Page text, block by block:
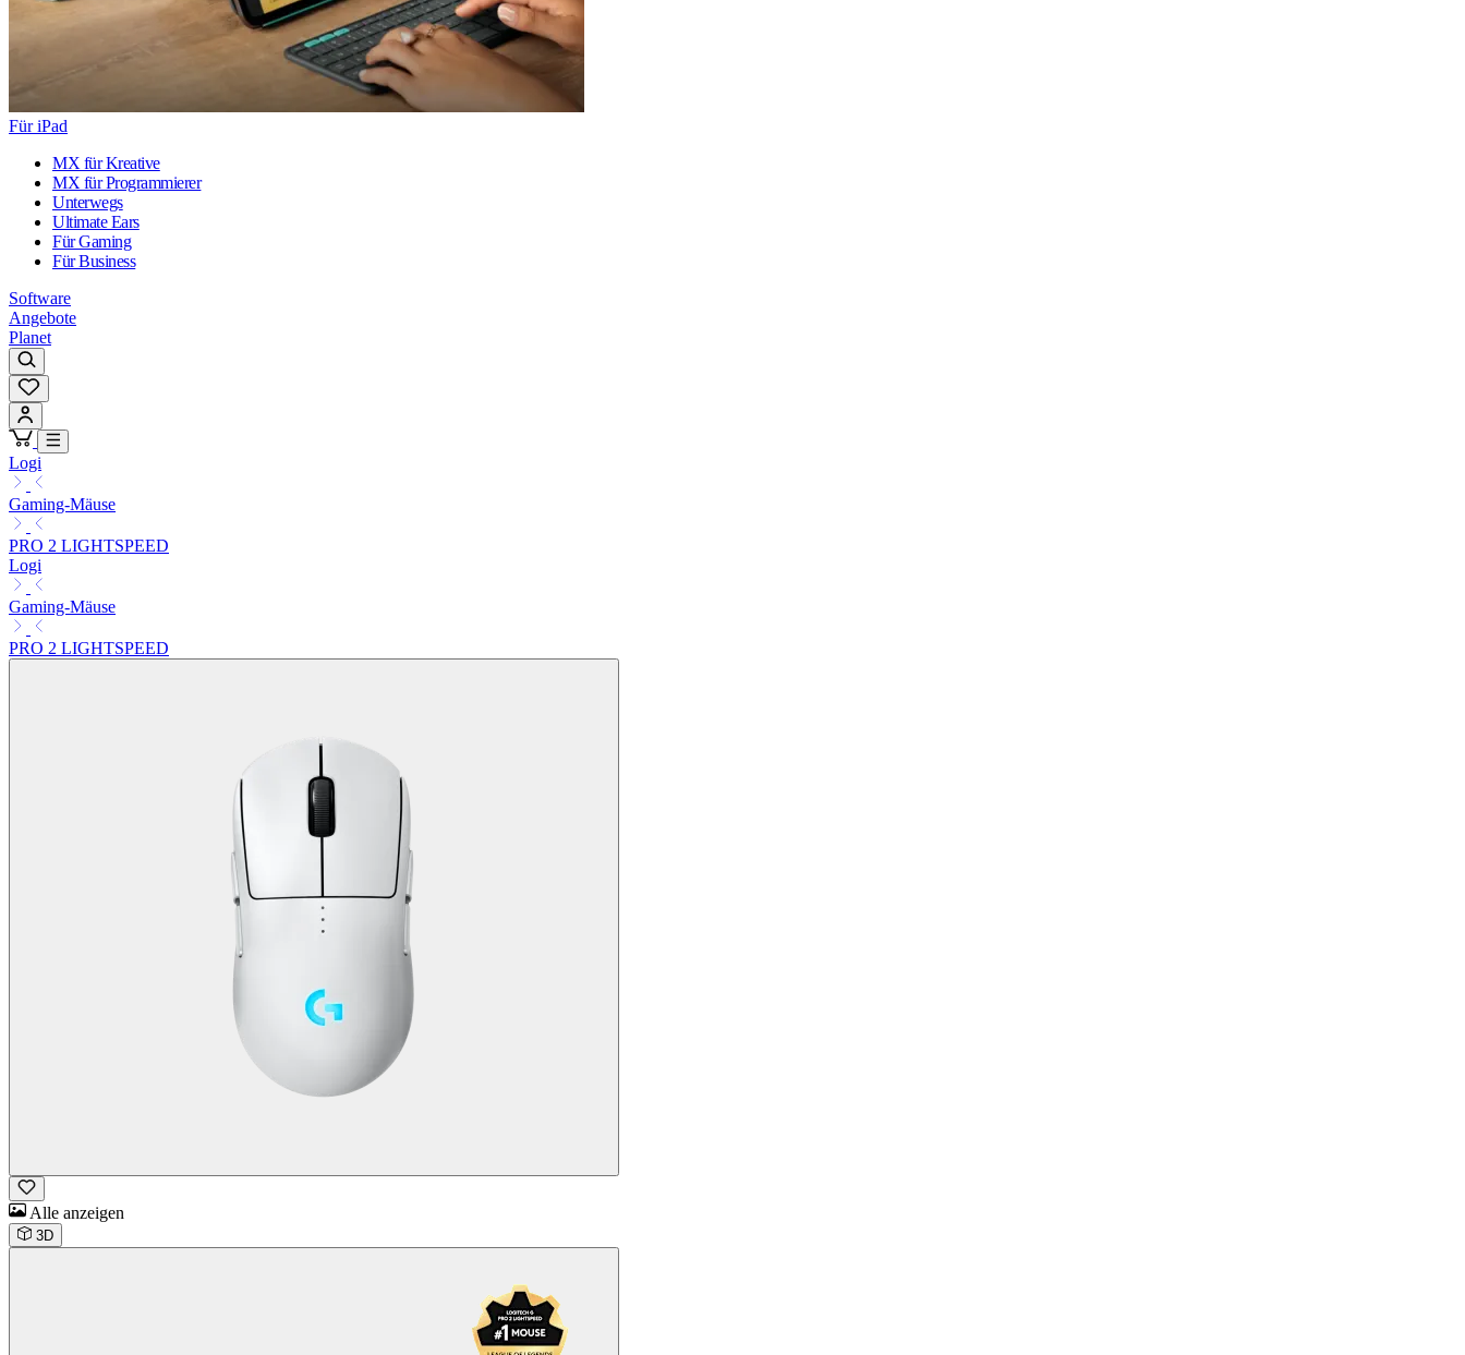
Für iPad
MX für Kreative
MX für Programmierer
Unterwegs
Ultimate Ears
Für Gaming
Für Business
Software
Angebote
Planet
Logi
Gaming-Mäuse
PRO 2 LIGHTSPEED
Logi
Gaming-Mäuse
PRO 2 LIGHTSPEED
Alle anzeigen
3D